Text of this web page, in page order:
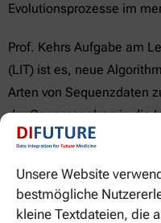
Unsere Website
bestmögliche
kleine Textdateien, die
Evolutionsprozesse im
Prof. Kehrs Aufgabe am
(LIT) ist es, neue
Arten von Sequenzdaten
der Genomanalyse in die
einzuführen.